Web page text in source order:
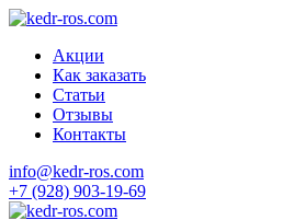
Акции
Как заказать
Статьи
Отзывы
Контакты
info@kedr-ros.com
+7 (928) 903-19-69